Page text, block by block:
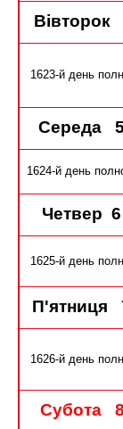
Вівторок
1623-й день
Середа
1624-й день
Четвер
1625-й день
П'ятниця
1626-й день
Субота